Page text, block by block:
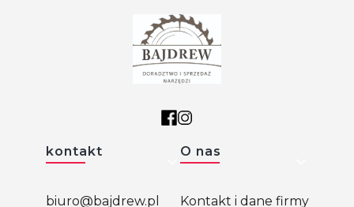
Linki w stopce
kontakt
biuro@bajdrew.pl
O nas
Kontakt i dane firmy